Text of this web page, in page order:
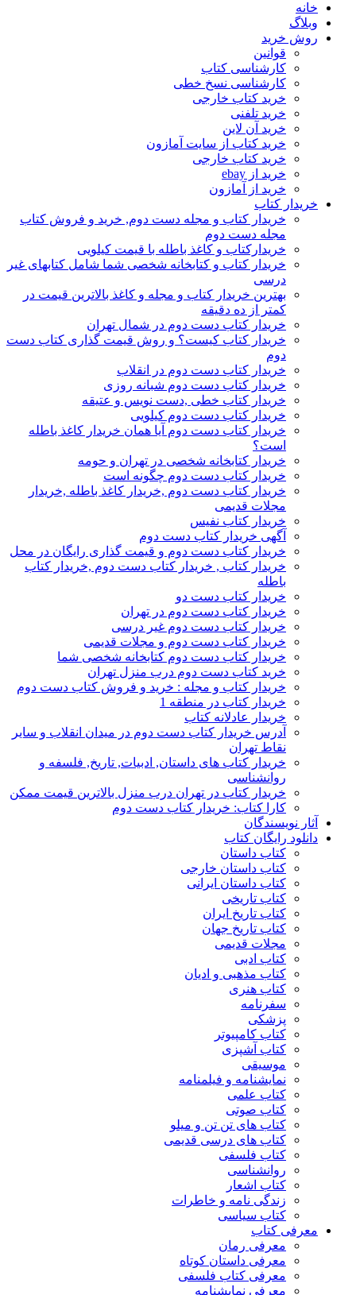
خانه
وبلاگ
روش خرید
قوانین
کارشناسی کتاب
کارشناسی نسخ خطی
خرید کتاب خارجی
خرید تلفنی
خرید آن لاین
خرید کتاب از سایت آمازون
خرید کتاب خارجی
خرید از ebay
خرید از آمازون
خریدار کتاب
خریدار کتاب و مجله دست دوم, خرید و فروش کتاب
مجله دست دوم
خریدارکتاب و کاغذ باطله با قیمت کیلویی
خریدار کتاب و کتابخانه شخصی شما شامل کتابهای غیر
درسی
بهترین خریدار کتاب و مجله و کاغذ بالاترین قیمت در
کمتر از ده دقیقه
خریدار کتاب دست دوم در شمال تهران
خریدار کتاب کیست؟ و روش قیمت گذاری کتاب دست
دوم
خریدار کتاب دست دوم در انقلاب
خریدار کتاب دست دوم شبانه روزی
خریدار کتاب خطی ,دست نویس و عتیقه
خریدار کتاب دست دوم کیلویی
خریدار کتاب دست دوم آیا همان خریدار کاغذ باطله
است؟
خریدار کتابخانه شخصی در تهران و حومه
خریدار کتاب دست دوم چگونه است
خریدار کتاب دست دوم ,خریدار کاغذ باطله ,خریدار
مجلات قدیمی
خریدار کتاب نفیس
آگهی خریدار کتاب دست دوم
خریدار کتاب دست دوم و قیمت گذاری رایگان در محل
خریدار کتاب , خریدار کتاب دست دوم ,خریدار کتاب
باطله
خریدار کتاب دست دو
خریدار کتاب دست دوم در تهران
خریدار کتاب دست دوم غیر درسی
خریدار کتاب دست دوم و مجلات قدیمی
خریدار کتاب دست دوم کتابخانه شخصی شما
خرید کتاب دست دوم درب منزل تهران
خریدار کتاب و مجله : خرید و فروش کتاب دست دوم
خریدار کتاب در منطقه 1
خریدار عادلانه کتاب
آدرس خریدار کتاب دست دوم در میدان انقلاب و سایر
نقاط تهران
خریدار کتاب های داستان, ادبیات, تاریخ, فلسفه و
روانشناسی
خریدار کتاب در تهران درب منزل بالاترین قیمت ممکن
کارا کتاب: خریدار کتاب دست دوم
آثار نویسندگان
دانلود رایگان کتاب
کتاب داستان
کتاب داستان خارجی
کتاب داستان ایرانی
کتاب تاریخی
کتاب تاریخ ایران
کتاب تاریخ جهان
مجلات قدیمی
کتاب ادبی
کتاب مذهبی و ادیان
کتاب هنری
سفرنامه
پزشکی
کتاب کامپیوتر
کتاب آشپزی
موسیقی
نمایشنامه و فیلمنامه
کتاب علمی
کتاب صوتی
کتاب های تن تن و میلو
کتاب های درسی قدیمی
کتاب فلسفی
روانشناسی
کتاب اشعار
زندگی نامه و خاطرات
کتاب سیاسی
معرفی کتاب
معرفی رمان
معرفی داستان کوتاه
معرفی کتاب فلسفی
معرفی نمایشنامه